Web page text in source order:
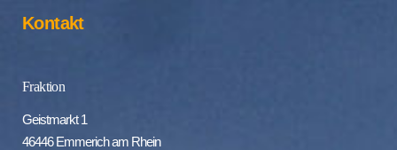
Kontakt
Fraktion
Geistmarkt 1
46446 Emmerich am Rhein